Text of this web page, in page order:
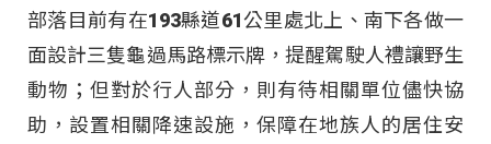
部落目前有在193縣道61公里處北上、南下各做一
面設計三隻龜過馬路標示牌，提醒駕駛人禮讓野生
動物；但對於行人部分，則有待相關單位儘快協
助，設置相關降速設施，保障在地族人的居住安